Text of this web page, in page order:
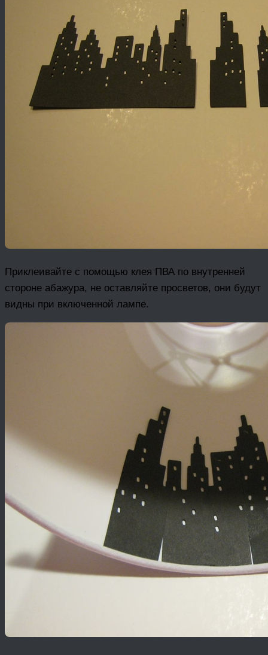
Приклеивайте с помощью клея ПВА по внутренней
стороне абажура, не оставляйте просветов, они будут
видны при включенной лампе.